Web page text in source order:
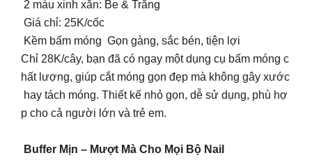
2 màu xinh xắn: Be & Trắng
Giá chỉ: 25K/cốc
Kềm bấm móng Gọn gàng, sắc bén, tiện lợi
Chỉ 28K/cây, bạn đã có ngay một dụng cụ bấm móng c
hất lượng, giúp cắt móng gọn đẹp mà không gây xước
hay tách móng. Thiết kế nhỏ gọn, dễ sử dụng, phù hợ
p cho cả người lớn và trẻ em.
Buffer Mịn – Mượt Mà Cho Mọi Bộ Nail